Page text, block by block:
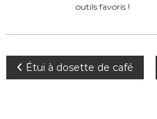
outils favoris !
N Étui à dosette de café